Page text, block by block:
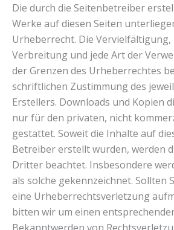
Die durch die Seitenbetreiber
Werke auf diesen Seiten
Urheberrecht. Die
Verbreitung und jede Art der
der Grenzen des Urheberrechtes
schriftlichen Zustimmung des
Erstellers. Downloads und Kopien
nur für den privaten, nicht
gestattet. Soweit die Inhalte auf
Betreiber erstellt wurden, werden
Dritter beachtet. Insbesondere
als solche gekennzeichnet. Sollten
eine Urheberrechtsverletzung
bitten wir um einen